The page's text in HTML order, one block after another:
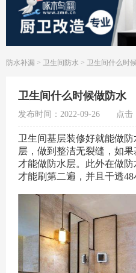
防水补漏 > 卫生间防水 > 卫生间什么时
卫生间什么时候做防水
发布时间：2022-09-26 点击
卫生间基层装修好就能做
层，做到整洁无裂缝，如
才能做防水层。此外在做
才能刷第二遍，并且干透48